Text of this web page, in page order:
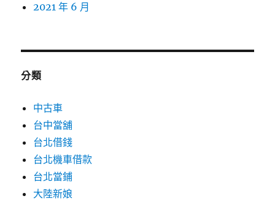
2021 年 6 月
分類
中古車
台中當舖
台北借錢
台北機車借款
台北當鋪
大陸新娘